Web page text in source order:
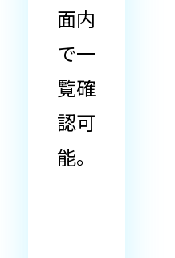
面内
で一
覧確
認可
能。